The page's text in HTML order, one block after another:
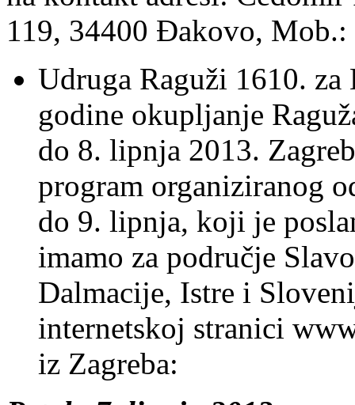
119, 34400 Đakovo, Mob.:
Udruga Raguži 1610.
godine okupljanje
do 8. lipnja 2013.
program organiziranog
do 9. lipnja, koji je
imamo za područje
Dalmacije, Istre i
internetskoj stranici
iz Zagreba: